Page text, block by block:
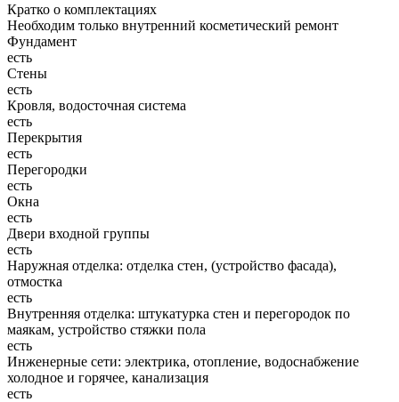
Кратко о комплектациях
Необходим только внутренний косметический ремонт
Фундамент
есть
Стены
есть
Кровля, водосточная система
есть
Перекрытия
есть
Перегородки
есть
Окна
есть
Двери входной группы
есть
Наружная отделка: отделка стен, (устройство фасада),
отмостка
есть
Внутренняя отделка: штукатурка стен и перегородок по
маякам, устройство стяжки пола
есть
Инженерные сети: электрика, отопление, водоснабжение
холодное и горячее, канализация
есть